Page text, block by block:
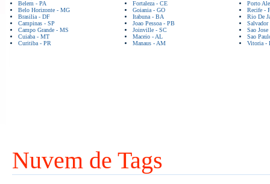
Belem - PA
Belo Horizonte - MG
Brasilia - DF
Campinas - SP
Campo Grande - MS
Cuiaba - MT
Curitiba - PR
Fortaleza - CE
Goiania - GO
Itabuna - BA
Joao Pessoa - PB
Joinville - SC
Maceio - AL
Manaus - AM
Porto
Recife -
Rio De
Sao
Sao
Vitoria -
Nuvem de Tags